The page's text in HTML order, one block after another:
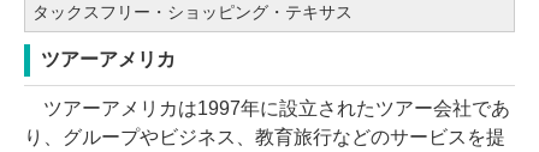
タックスフリー・ショッピング・テキサス
ツアーアメリカ
ツアーアメリカは1997年に設立されたツアー会社であ
り、グループやビジネス、教育旅行などのサービスを提